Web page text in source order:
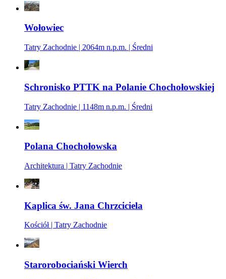
Wołowiec
Tatry Zachodnie | 2064m n.p.m. | Średni
Schronisko PTTK na Polanie Chochołowskiej
Tatry Zachodnie | 1148m n.p.m. | Średni
Polana Chochołowska
Architektura | Tatry Zachodnie
Kaplica św. Jana Chrzciciela
Kościół | Tatry Zachodnie
Starorobociański Wierch